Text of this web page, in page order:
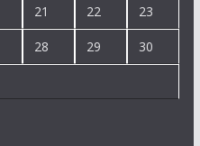
21 22 23
28 29 30